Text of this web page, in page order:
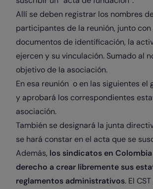
Allí se deben registrar los nombres
participantes de la reunión, junto con
documentos de identificación, la
ejercen y su vinculación. Sumado al
objetivo de la asociación.
En esa reunión o en las siguientes el
y aprobará los correspondientes
asociación.
También se designará la junta
se hará constar en el acta que se
Además, los sindicatos en
derecho a crear libremente sus
reglamentos administrativos. El